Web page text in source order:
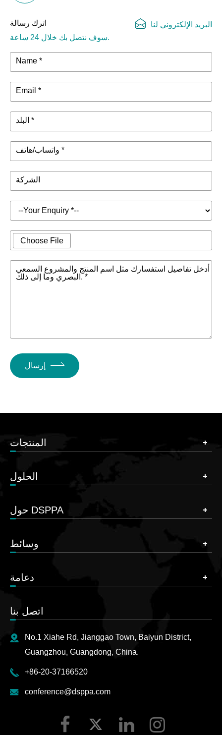
اترك رسالة
سوف نتصل بك خلال 24 ساعة.
البريد الإلكتروني لنا
Name *
Email *
البلد *
واتساب/هاتف *
الشركة
Choose File
أدخل تفاصيل استفسارك مثل اسم المنتج والمشروع السمعي
البصري وما إلى ذلك. *
إرسال
المنتجات
الحلول
حول DSPPA
وسائط
دعامة
اتصل بنا
No.1 Xiahe Rd, Jianggao Town, Baiyun District,
Guangzhou, Guangdong, China.
+86-20-37166520
conference@dsppa.com